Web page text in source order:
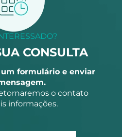
CONSULTA
formulário e enviar
o contato
informações.